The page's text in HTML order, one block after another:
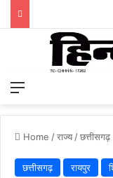
Home /राज्य/छत्तीसगढ़
छत्तीसगढ़ रायपुर